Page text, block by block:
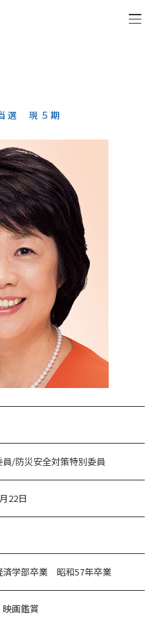
選 現５期
員/防災安全対策特別委員
22日
済学部卒業 昭和57年卒業
画鑑賞